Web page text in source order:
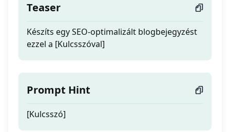
Teaser
Készíts egy SEO-optimalizált blogbejegyzést
ezzel a [Kulcsszóval]
Prompt Hint
[Kulcsszó]